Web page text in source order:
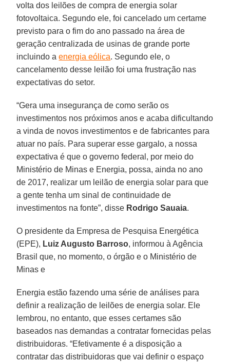
volta dos leilões de compra de energia solar
fotovoltaica. Segundo ele, foi cancelado um certame
previsto para o fim do ano passado na área de
geração centralizada de usinas de grande porte
incluindo aenergia eólica. Segundo ele, o
cancelamento desse leilão foi uma frustração nas
expectativas do setor.
“Gera uma insegurança de como serão os
investimentos nos próximos anos e acaba dificultando
a vinda de novos investimentos e de fabricantes para
atuar no país. Para superar esse gargalo, a nossa
expectativa é que o governo federal, por meio do
Ministério de Minas e Energia, possa, ainda no ano
de 2017, realizar um leilão de energia solar para que
a gente tenha um sinal de continuidade de
investimentos na fonte”, disse Rodrigo Sauaia.
O presidente da Empresa de Pesquisa Energética
(EPE), Luiz Augusto Barroso, informou à Agência
Brasil que, no momento, o órgão e o Ministério de
Minas e
Energia estão fazendo uma série de análises para
definir a realização de leilões de energia solar. Ele
lembrou, no entanto, que esses certames são
baseados nas demandas a contratar fornecidas pelas
distribuidoras. “Efetivamente é a disposição a
contratar das distribuidoras que vai definir o espaço